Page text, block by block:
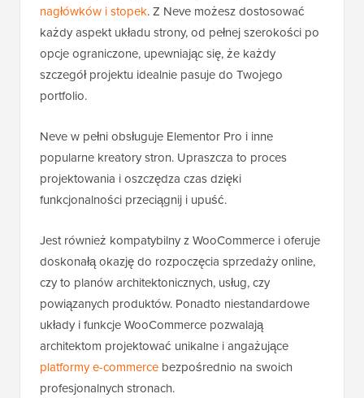
nagłówków i stopek. Z Neve możesz dostosować
każdy aspekt układu strony, od pełnej szerokości po
opcje ograniczone, upewniając się, że każdy
szczegół projektu idealnie pasuje do Twojego
portfolio.
Neve w pełni obsługuje Elementor Pro i inne
popularne kreatory stron. Upraszcza to proces
projektowania i oszczędza czas dzięki
funkcjonalności przeciągnij i upuść.
Jest również kompatybilny z WooCommerce i oferuje
doskonałą okazję do rozpoczęcia sprzedaży online,
czy to planów architektonicznych, usług, czy
powiązanych produktów. Ponadto niestandardowe
układy i funkcje WooCommerce pozwalają
architektom projektować unikalne i angażujące
platformy e-commerce bezpośrednio na swoich
profesjonalnych stronach.